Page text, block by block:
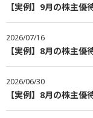
【実例】9月の株主
2026/07/16
【実例】8月の株主
2026/06/30
【実例】8月の株主